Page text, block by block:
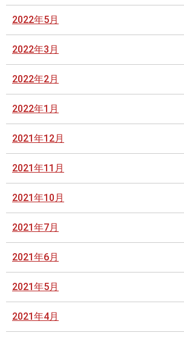
2022年5月
2022年3月
2022年2月
2022年1月
2021年12月
2021年11月
2021年10月
2021年7月
2021年6月
2021年5月
2021年4月